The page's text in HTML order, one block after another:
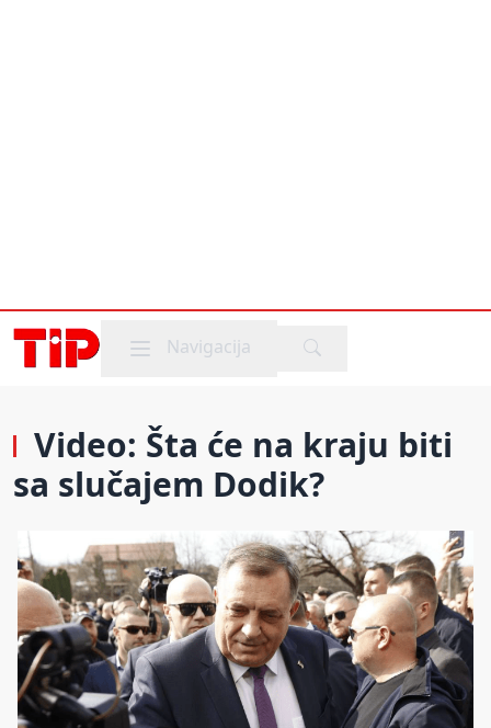
Mobile menu
Navigacija
Video: Šta će na kraju biti
sa slučajem Dodik?